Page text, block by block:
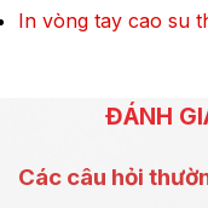
In vòng tay cao su
ĐÁNH
Các câu hỏi